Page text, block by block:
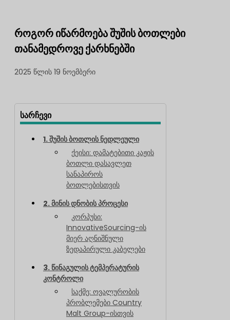
როგორ იწარმოება შუშის ბოთლები
თანამედროვე ქარხნებში
2025 წლის 19 ნოემბერი
სარჩევი
1. შუშის ბოთლის ნედლეული
ქეისი: დამატებითი კაჟის
ბოთლი დასავლეთ
სანაპიროს
ბოთლებისთვის
2. მინის დნობის პროცესი
კორპუსი:
InnovativeSourcing-ის
მიერ აღნიშნული
ზედაპირული კაბელები
3. წინაგულის ტემპერატურის
კონტროლი
საქმე: ოვალურობის
პრობლემები Country
Malt Group-ისთვის